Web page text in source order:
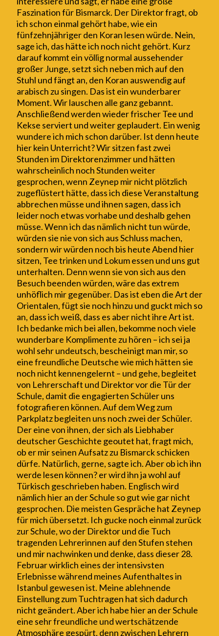
Faszination für Bismarck. Der Direktor fragt, ob
ich schon einmal gehört habe, wie ein
fünfzehnjähriger den Koran lesen würde. Nein,
sage ich, das hätte ich noch nicht gehört. Kurz
darauf kommt ein völlig normal aussehender
großerJunge, setzt sich neben mich auf den
Stuhl und fängt an, den Koran auswendigauf
arabisch zu singen. Dasist ein wunderbarer
Moment. Wir lauschen alle ganz gebannt.
Anschließend werdenwiederfrischer Tee und
Kekse serviert und weiter geplaudert. Ein wenig
wundere ich mich schon darüber. Ist denn heute
hier kein Unterricht? Wir sitzenfast zwei
Stunden im Direktorenzimmer und hätten
wahrscheinlich noch Stunden weiter
gesprochen, wenn Zeynep mir nicht plötzlich
zugeflüstert hätte, dass ich diese Veranstaltung
abbrechen müsse und ihnen sagen, dass ich
leidernoch etwas vorhabe und deshalb gehen
müsse. Wenn ich das nämlich nicht tun würde,
würden sie nie von sich aus Schluss machen,
sondern wir würden noch bis heute Abend hier
sitzen, Tee trinken und Lokum essen und uns gut
unterhalten. Denn wenn sie von sich aus den
Besuch beenden würden, wäre das extrem
unhöflich mir gegenüber. Das ist eben die Art der
Orientalen,fügt sie noch hinzu und guckt mich so
an, dass ich weiß, dass es aber nicht ihre Art ist.
Ich bedanke mich bei allen, bekomme noch viele
wunderbare Komplimente zu hören – ich sei ja
wohl sehr undeutsch, bescheinigt man mir, so
eine freundliche Deutsche wie mich hätten sie
noch nicht kennengelernt – und gehe, begleitet
von Lehrerschaft und Direktor vor die Tür der
Schule, damit die engagierten Schüler uns
fotografieren können. Auf dem Weg zum
Parkplatz begleiten uns noch zwei der Schüler.
Der eine von ihnen, dersich als Liebhaber
deutscher Geschichte geoutet hat, fragt mich,
ob er mir seinen Aufsatz zu Bismarck schicken
dürfe. Natürlich, gerne, sagte ich. Aber ob ich ihn
werde lesen können? er wird ihn ja wohl auf
Türkisch geschrieben haben. Englisch wird
nämlich hier an der Schule so gut wie gar nicht
gesprochen. Die meisten Gespräche hat Zeynep
für mich übersetzt. Ich gucke noch einmal zurück
zur Schule, wo der Direktor und die Tuch
tragenden Lehrerinnen auf den Stufen stehen
und mir nachwinken und denke, dass dieser 28.
Februar wirklich eines der intensivsten
Erlebnisse während meines Aufenthaltes in
Istanbul gewesen ist. Meine ablehnende
Einstellung zum Tuchtragen hat sich dadurch
nicht geändert. Aber ich habe hier an der Schule
eine sehr freundliche und wertschätzende
Atmosphäre gespürt, denn zwischen Lehrern